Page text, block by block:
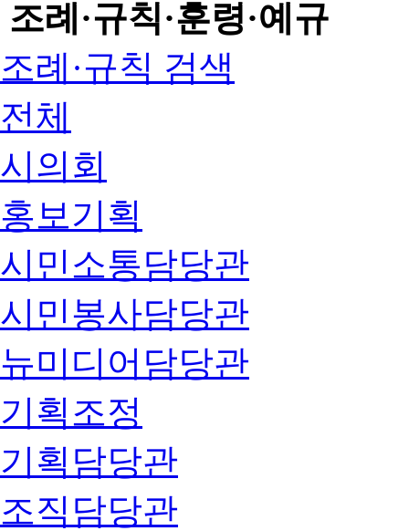
조례·규칙·훈령·예규
조례·규칙 검색
전체
시의회
홍보기획
시민소통담당관
시민봉사담당관
뉴미디어담당관
기획조정
기획담당관
조직담당관